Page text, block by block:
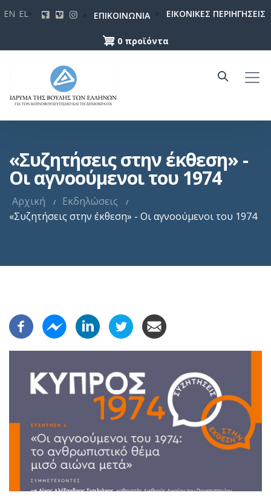
κυρίως
περιεχόμενο
EN EL ΕΠΙΚΟΙΝΩΝΙΑ ΕΙΚΟΝΙΚΕΣ ΠΕΡΙΗΓΗΣΕΙΣ
0 προϊόντα
«Συζητήσεις στην έκθεση» -
Οι αγνοούμενοι του 1974
Αρχική
Εκδηλώσεις
«Συζητήσεις στην έκθεση» - Οι αγνοούμενοι του 1974